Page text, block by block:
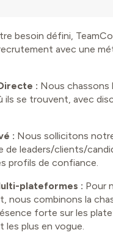
besoin défini,
avec une
: Nous chassons
ils se trouvent, avec
: Nous sollicitons
de leaders/clients/
profils de confiance.
plateformes : Pour
nous combinons la
forte sur les
les plus en vogue.